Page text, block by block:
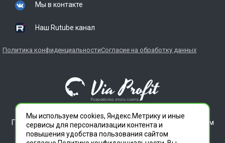
Мы в контакте
Наш Rutube канал
Политика конфиденциальностиСогласие на обработку данных
ГЛАВДЕЗЦЕНТР является зарегистрированным товарным
знаком. Все права защищены.
Мы используем cookies, Яндекс.Метрику и иные
сервисы для персонализации контента и
повышения удобства пользования сайтом